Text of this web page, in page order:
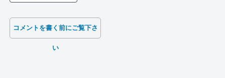
コメントを書く前にご覧下さ
い